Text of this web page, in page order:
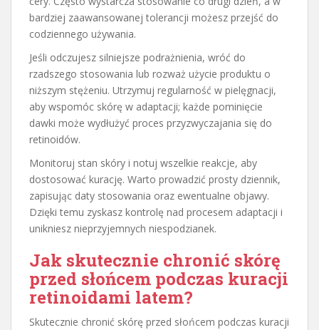
bardziej zaawansowanej tolerancji możesz przejść do
codziennego używania.
Jeśli odczujesz silniejsze podrażnienia, wróć do
rzadszego stosowania lub rozważ użycie produktu o
niższym stężeniu. Utrzymuj regularność w pielęgnacji,
aby wspomóc skórę w adaptacji; każde pominięcie
dawki może wydłużyć proces przyzwyczajania się do
retinoidów.
Monitoruj stan skóry i notuj wszelkie reakcje, aby
dostosować kurację. Warto prowadzić prosty dziennik,
zapisując daty stosowania oraz ewentualne objawy.
Dzięki temu zyskasz kontrolę nad procesem adaptacji i
unikniesz nieprzyjemnych niespodzianek.
Jak skutecznie chronić skórę
przed słońcem podczas kuracji
retinoidami latem?
Skutecznie chronić skórę przed słońcem podczas kuracji